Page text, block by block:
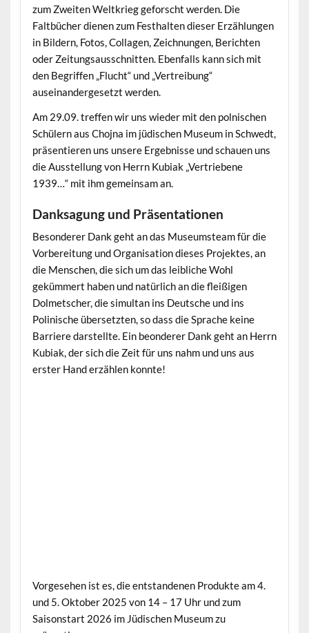
zum Zweiten Weltkrieg geforscht werden. Die
Faltbücher dienen zum Festhalten dieser Erzählungen
in Bildern, Fotos, Collagen, Zeichnungen, Berichten
oder Zeitungsausschnitten. Ebenfalls kann sich mit
den Begriffen „Flucht“ und „Vertreibung“
auseinandergesetzt werden.
Am 29.09. treffen wir uns wieder mit den polnischen
Schülern aus Chojna im jüdischen Museum in Schwedt,
präsentieren uns unsere Ergebnisse und schauen uns
die Ausstellung von Herrn Kubiak „Vertriebene
1939…“ mit ihm gemeinsam an.
Danksagung und Präsentationen
Besonderer Dank geht an das Museumsteam für die
Vorbereitung und Organisation dieses Projektes, an
die Menschen, die sich um das leibliche Wohl
gekümmert haben und natürlich an die fleißigen
Dolmetscher, die simultan ins Deutsche und ins
Polinische übersetzten, so dass die Sprache keine
Barriere darstellte. Ein beonderer Dank geht an Herrn
Kubiak, der sich die Zeit für uns nahm und uns aus
erster Hand erzählen konnte!
Vorgesehen ist es, die entstandenen Produkte am 4.
und 5. Oktober 2025 von 14 – 17 Uhr und zum
Saisonstart 2026 im Jüdischen Museum zu